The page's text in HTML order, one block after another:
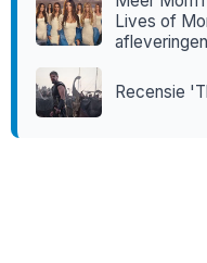
Lives of
afleveringen
Recensie